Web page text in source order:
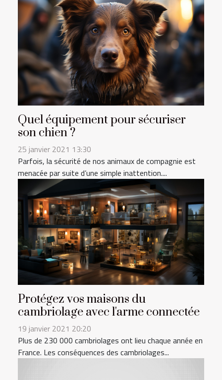
Quel équipement pour sécuriser
son chien ?
25 janvier 2021 13:30
Parfois, la sécurité de nos animaux de compagnie est
menacée par suite d’une simple inattention....
Protégez vos maisons du
cambriolage avec l'arme connectée
19 janvier 2021 20:20
Plus de 230 000 cambriolages ont lieu chaque année en
France. Les conséquences des cambriolages...